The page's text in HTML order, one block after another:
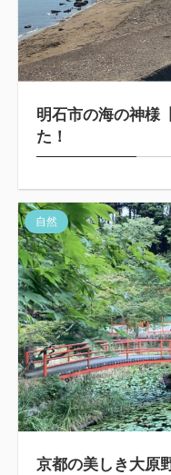
明石市の海の神様
た！
自然
京都の美しき大原